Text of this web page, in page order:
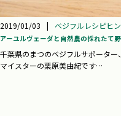
2019/01/03 | ベジフルレシピヒ
アーユルヴェーダと自然農の採れたて
千葉県のまつのベジフルサポータ
マイスターの栗原美由紀です…